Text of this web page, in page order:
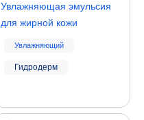
Гидродерм
Увлажняющая эмульсия
для жирной кожи
Увлажняющий